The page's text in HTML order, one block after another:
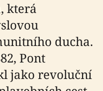
která
ducha.
Pont
jako revoluční